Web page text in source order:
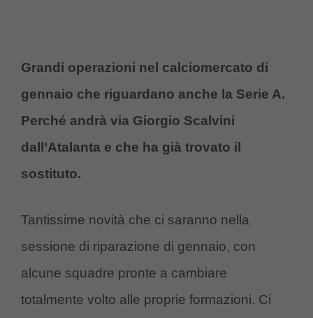
Grandi operazioni nel calciomercato di
gennaio che riguardano anche la Serie A.
Perché andrà via Giorgio Scalvini
dall’Atalanta e che ha già trovato il
sostituto.
Tantissime novità che ci saranno nella
sessione di riparazione di gennaio, con
alcune squadre pronte a cambiare
totalmente volto alle proprie formazioni. Ci